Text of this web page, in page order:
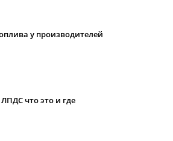
у производителей
ЛПДС что это и где